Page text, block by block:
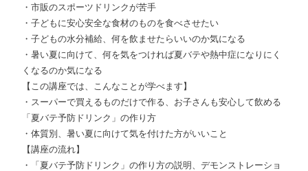
・市販のスポーツドリンクが苦手
・子どもに安心安全な食材のものを食べさせたい
・子どもの水分補給、何を飲ませたらいいのか気になる
・暑い夏に向けて、何を気をつければ夏バテや熱中症になりにく
くなるのか気になる
【この講座では、こんなことが学べます】
・スーパーで買えるものだけで作る、お子さんも安心して飲める
「夏バテ予防ドリンク」の作り方
・体質別、暑い夏に向けて気を付けた方がいいこと
【講座の流れ】
・「夏バテ予防ドリンク」の作り方の説明、デモンストレーショ